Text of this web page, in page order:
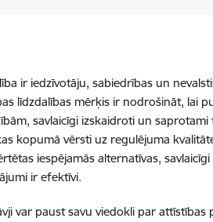
ir iedzīvotāju, sabiedrības un
līdzdalības mērķis ir nodrošināt, lai
savlaicīgi izskaidroti un
kopumā vērsti uz regulējuma
iespējamās alternatīvas,
ir efektīvi.
var paust savu viedokli par